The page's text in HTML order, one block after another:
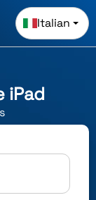
Italian
iPad